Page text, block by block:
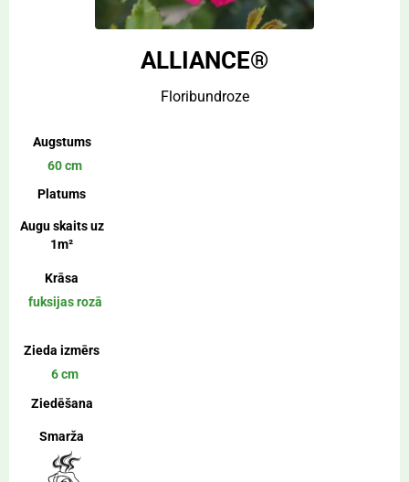
ALLIANCE®
Floribundroze
Augstums
60 cm
Platums
Augu skaits uz
1m²
Krāsa
fuksijas rozā
Zieda izmērs
6 cm
Ziedēšana
Smarža